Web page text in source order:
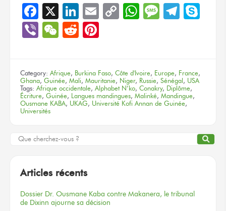
Facebook
X LinkedIn
EmailCopyWhatsApp
Message
ViberWeChat
Reddit
Category: Afrique, Burkina Faso, Côte d'Ivoire, Europe, France,
Ghana, Guinée, Mali, Mauritanie, Niger, Russie, Sénégal , USA
Tags: Afrique occidentale, Alphabet N’ko, Conakry, Diplôme,
Écriture, Guinée, Langues mandingues, Malinké, Mandingue,
Ousmane KABA, UKAG, Université Kofi Annan de Guinée,
Universités
Articles récents
Dossier Dr. Ousmane Kaba contre Makanera, le tribunal
de Dixinn ajourne sa décision